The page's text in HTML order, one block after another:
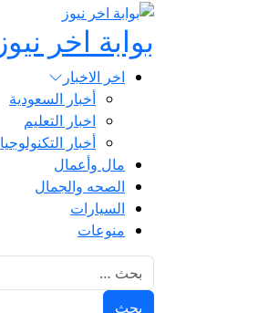
بوابة اخر نيوز
اخر الاخبار
أخبار السعودية
اخبار التعليم
أخبار التكنولوجيا
مال وأعمال
الصحه والجمال
السيارات
منوعات